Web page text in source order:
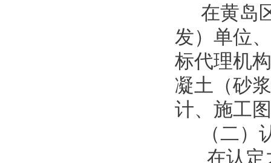
在黄岛
发）单位
标代理机
凝土（砂
计、施工
（二）
在认定